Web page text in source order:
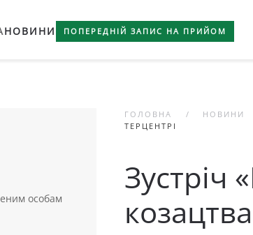
НОВИНИ ПОПЕРЕДНІЙ ЗАПИС НА ПРИЙОМ
особам
ГОЛОВНА НОВИНИ
ТЕРЦЕНТРІ
Зустріч